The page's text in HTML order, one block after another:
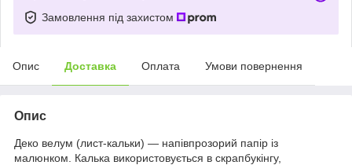
Замовлення під захистом
Опис Доставка Оплата Умови повернення
Опис
Деко велум (лист-кальки) — напівпрозорий папір із
малюнком. Калька використовується в скрапбукінгу,